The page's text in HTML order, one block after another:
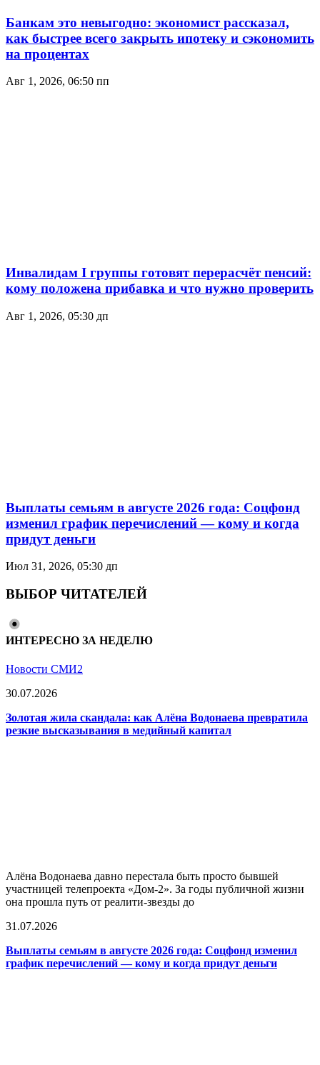
Банкам это невыгодно: экономист рассказал,
как быстрее всего закрыть ипотеку и сэкономить
на процентах
Авг 1, 2026, 06:50 пп
Инвалидам I группы готовят перерасчёт пенсий:
кому положена прибавка и что нужно проверить
Авг 1, 2026, 05:30 дп
Выплаты семьям в августе 2026 года: Соцфонд
изменил график перечислений — кому и когда
придут деньги
Июл 31, 2026, 05:30 дп
ВЫБОР ЧИТАТЕЛЕЙ
ИНТЕРЕСНО ЗА НЕДЕЛЮ
Новости СМИ2
30.07.2026
Золотая жила скандала: как Алёна Водонаева превратила
резкие высказывания в медийный капитал
Алёна Водонаева давно перестала быть просто бывшей
участницей телепроекта «Дом-2». За годы публичной жизни
она прошла путь от реалити-звезды до
31.07.2026
Выплаты семьям в августе 2026 года: Соцфонд изменил
график перечислений — кому и когда придут деньги